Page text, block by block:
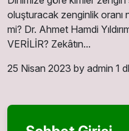
oluşturacak zenginlik oranı
mi? Dr. Ahmet Hamdi
VERİLİR? Zekâtın...
25 Nisan 2023 by admin 1